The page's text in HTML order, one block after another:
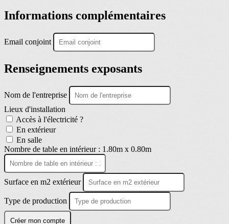
Informations complémentaires
Email conjoint
Renseignements exposants
Nom de l'entreprise
Lieux d'installation
Accès à l'électricité ?
En extérieur
En salle
Nombre de table en intérieur : 1.80m x 0.80m
Surface en m2 extérieur
Type de production
Créer mon compte